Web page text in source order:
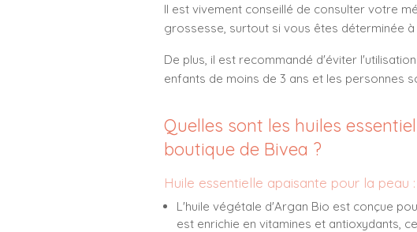
Il est vivement conseillé de consulter votre
grossesse, surtout si vous êtes déterminée
De plus, il est recommandé d'éviter
enfants de moins de 3 ans et les personnes
Quelles sont les huiles
boutique de Bivea ?
Huile essentielle apaisante pour la peau
L'huile végétale d'Argan Bio est conçue
est enrichie en vitamines et antioxydants,